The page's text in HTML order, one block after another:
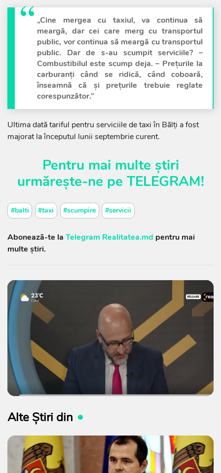
„Cine mergea cu taxiul, va continua să
meargă, dar cei care merg cu transportul
public, vor continua să meargă cu transportul
public. Dar de s-au scumpit serviciile? –
Combustibilul este scump deja. – Prețurile la
carburanți când se ridică, când coboară,
înseamnă că și prețurile trebuie reglate
corespunzător.”
Ultima dată tariful pentru serviciile de taxi în Bălți a fost
majorat la începutul lunii septembrie curent.
Pentru mai multe știri
urmărește-ne pe TELEGRAM!
#balti #taxi #scumpire #servicii
Abonează-te la Telegram Realitatea.md pentru mai
multe știri.
Alte Știri din